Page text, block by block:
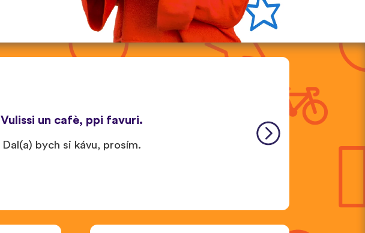
Vulissi un cafè, ppi favuri.
Dal(a) bych si kávu, prosím.